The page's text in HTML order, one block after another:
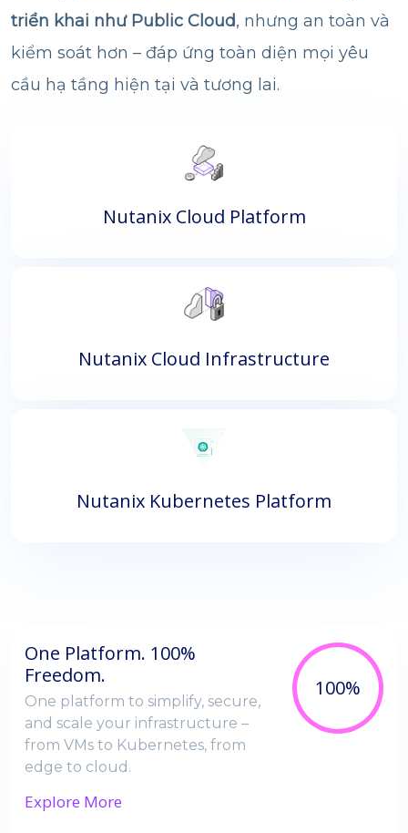
triển khai như Public Cloud, nhưng an toàn và
kiểm soát hơn – đáp ứng toàn diện mọi yêu
cầu hạ tầng hiện tại và tương lai.
Nutanix Cloud Platform
Nutanix Cloud Infrastructure
Nutanix Kubernetes Platform
One Platform. 100%
Freedom.
One platform to simplify, secure,
and scale your infrastructure –
from VMs to Kubernetes, from
edge to cloud.
Explore More
100%